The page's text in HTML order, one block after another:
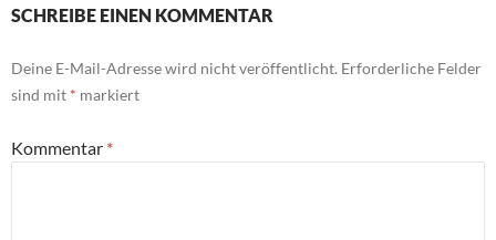
SCHREIBE EINEN KOMMENTAR
Deine E-Mail-Adresse wird nicht veröffentlicht. Erforderliche Felder
sind mit * markiert
Kommentar *